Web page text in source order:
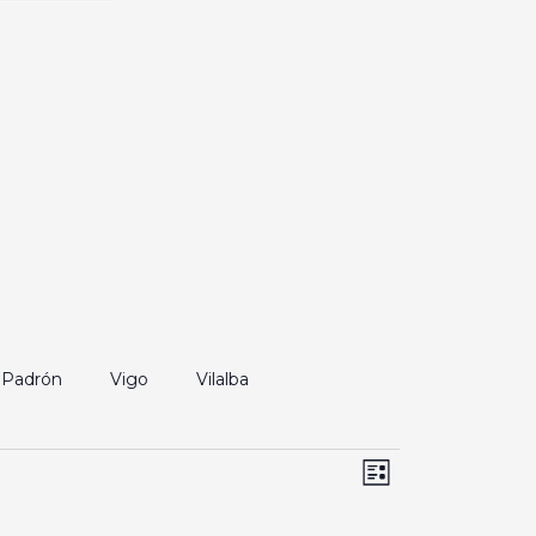
Padrón Vigo Vilalba
Navegación
Navegación
Lista